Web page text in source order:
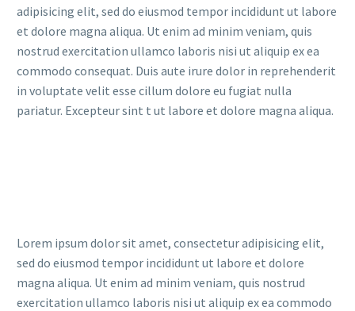
adipisicing elit, sed do eiusmod tempor incididunt ut labore
et dolore magna aliqua. Ut enim ad minim veniam, quis
nostrud exercitation ullamco laboris nisi ut aliquip ex ea
commodo consequat. Duis aute irure dolor in reprehenderit
in voluptate velit esse cillum dolore eu fugiat nulla
pariatur. Excepteur sint t ut labore et dolore magna aliqua.
Lorem ipsum dolor sit amet, consectetur adipisicing elit,
sed do eiusmod tempor incididunt ut labore et dolore
magna aliqua. Ut enim ad minim veniam, quis nostrud
exercitation ullamco laboris nisi ut aliquip ex ea commodo